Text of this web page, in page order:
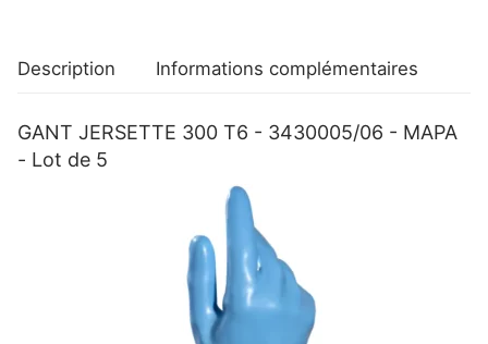
de
Description Informations complémentaires
GANT JERSETTE 300 T6 - 3430005/06 - MAPA
- Lot de 5